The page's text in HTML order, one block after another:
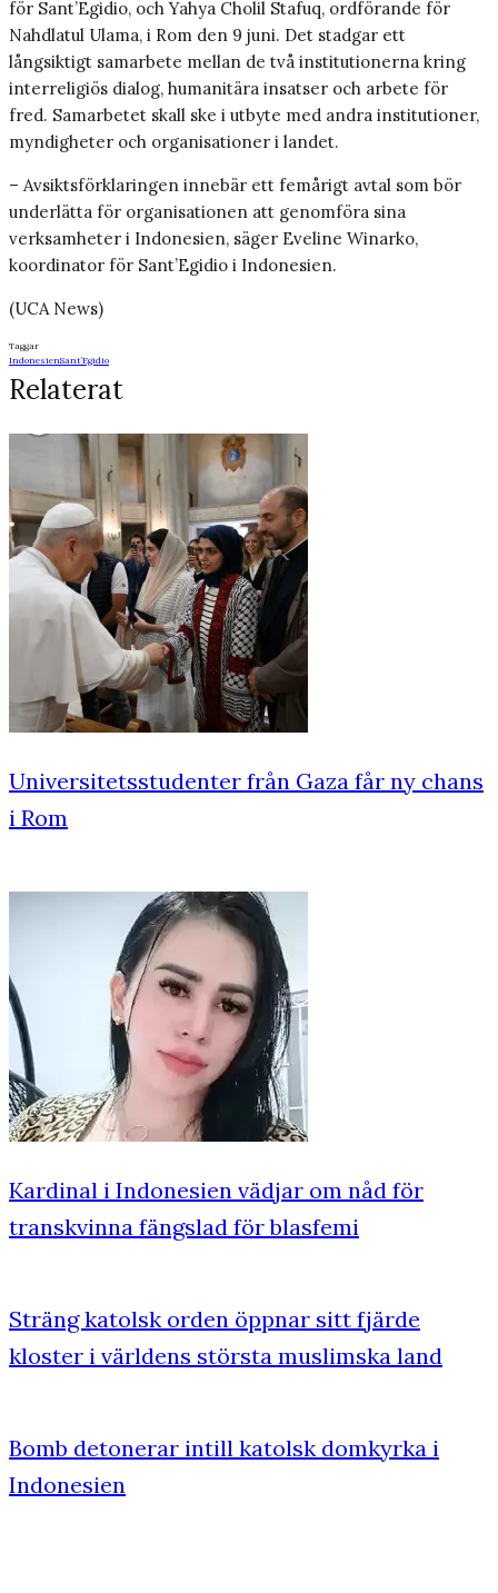
för Sant’Egidio, och Yahya Cholil Stafuq, ordförande för
Nahdlatul Ulama, i Rom den 9 juni. Det stadgar ett
långsiktigt samarbete mellan de två institutionerna kring
interreligiös dialog, humanitära insatser och arbete för
fred. Samarbetet skall ske i utbyte med andra institutioner,
myndigheter och organisationer i landet.
– Avsiktsförklaringen innebär ett femårigt avtal som bör
underlätta för organisationen att genomföra sina
verksamheter i Indonesien, säger Eveline Winarko,
koordinator för Sant’Egidio i Indonesien.
(UCA News)
Taggar
IndonesienSant’Egidio
Relaterat
Universitetsstudenter från Gaza får ny chans
i Rom
Kardinal i Indonesien vädjar om nåd för
transkvinna fängslad för blasfemi
Sträng katolsk orden öppnar sitt fjärde
kloster i världens största muslimska land
Bomb detonerar intill katolsk domkyrka i
Indonesien